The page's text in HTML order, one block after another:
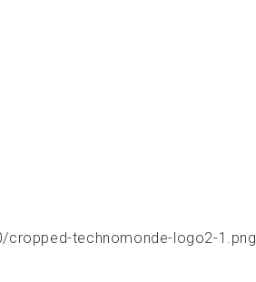
technomonde-logo2-1.png